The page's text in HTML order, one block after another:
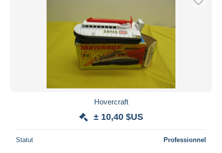
Hovercraft
± 10,40 $US
Statut Professionnel